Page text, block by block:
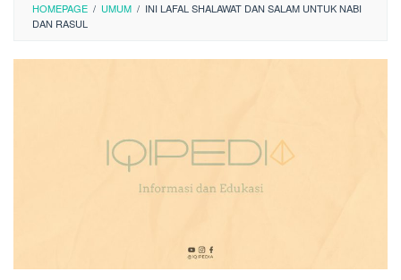
HOMEPAGE / UMUM / INI LAFAL SHALAWAT DAN SALAM UNTUK NABI
DAN RASUL